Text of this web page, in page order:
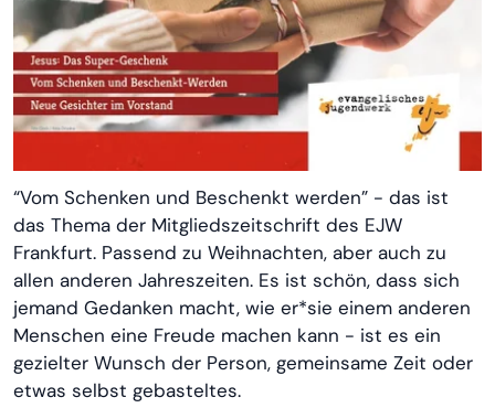
“Vom Schenken und Beschenkt werden” - das ist
das Thema der Mitgliedszeitschrift des EJW
Frankfurt. Passend zu Weihnachten, aber auch zu
allen anderen Jahreszeiten. Es ist schön, dass sich
jemand Gedanken macht, wie er*sie einem anderen
Menschen eine Freude machen kann - ist es ein
gezielter Wunsch der Person, gemeinsame Zeit oder
etwas selbst gebasteltes.